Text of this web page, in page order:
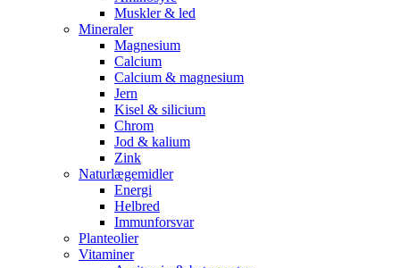
Muskler & led
Mineraler
Magnesium
Calcium
Calcium & magnesium
Jern
Kisel & silicium
Chrom
Jod & kalium
Zink
Naturlægemidler
Energi
Helbred
Immunforsvar
Planteolier
Vitaminer